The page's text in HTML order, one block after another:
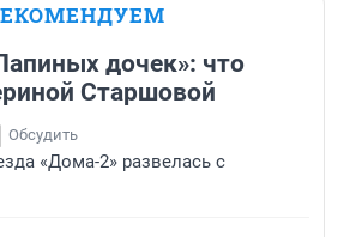
дочек»: что
Старшовой
Обсудить
«Дома-2» развелась с